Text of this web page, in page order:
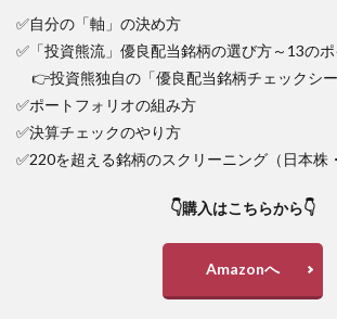
✅自分の「軸」の決め方
✅「投資熊流」優良配当銘柄の選び方～13のポ
👉投資熊独自の「優良配当銘柄チェックシー
✅ポートフォリオの組み方
✅決算チェックのやり方
✅220を超える銘柄のスクリーニング（日本株
👇購入はこちらから👇
Amazonへ